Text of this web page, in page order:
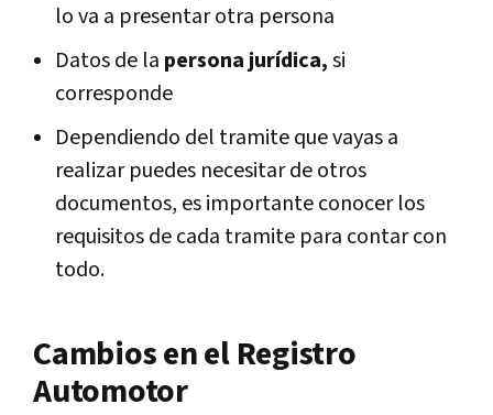
lo va a presentar otra persona
Datos de la persona jurídica,si
corresponde
Dependiendo del tramite que vayas a
realizar puedes necesitar de otros
documentos, es importante conocer los
requisitos de cada tramite para contar con
todo.
Cambios en el Registro
Automotor